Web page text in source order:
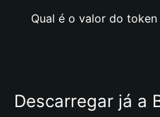
Qual é o valor do token
Descarregar já a